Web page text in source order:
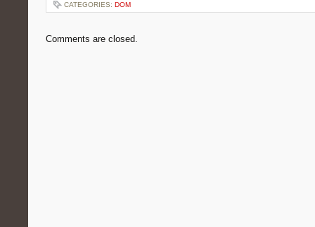
CATEGORIES: DOM
Comments are closed.